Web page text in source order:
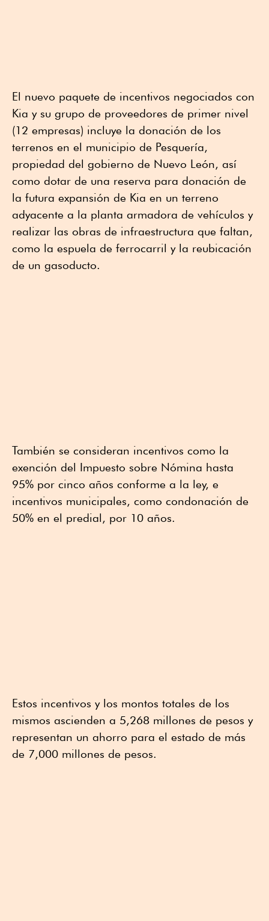
El nuevo paquete de incentivos negociados con
Kia y su grupo de proveedores de primer nivel
(12 empresas) incluye la donación de los
terrenos en el municipio de Pesquería,
propiedad del gobierno de Nuevo León, así
como dotar de una reserva para donación de
la futura expansión de Kia en un terreno
adyacente a la planta armadora de vehículos y
realizar las obras de infraestructura que faltan,
como la espuela de ferrocarril y la reubicación
de un gasoducto.
También se consideran incentivos como la
exención del Impuesto sobre Nómina hasta
95% por cinco años conforme a la ley, e
incentivos municipales, como condonación de
50% en el predial, por 10 años.
Estos incentivos y los montos totales de los
mismos ascienden a 5,268 millones de pesos y
representan un ahorro para el estado de más
de 7,000 millones de pesos.